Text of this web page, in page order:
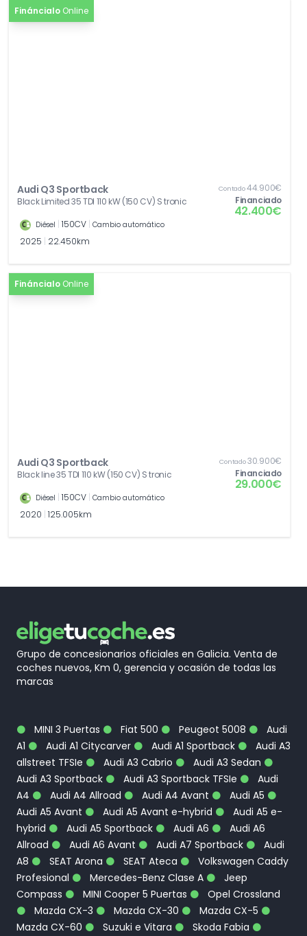
Fináncialo Online
Audi Q3 Sportback
Black Limited 35 TDI 110 kW (150 CV) S tronic
Contado44.900€
Financiado
42.400€
Diésel 150CV Cambio automático
2025 22.450km
Fináncialo Online
Audi Q3 Sportback
Black line 35 TDI 110 kW (150 CV) S tronic
Contado30.900€
Financiado
29.000€
Diésel 150CV Cambio automático
2020 125.005km
Grupo de concesionarios oficiales en Galicia. Venta de
coches nuevos, Km 0, gerencia y ocasión de todas las
marcas
MINI 3 Puertas Fiat 500 Peugeot 5008
Audi
A1
Audi A1 Citycarver Audi A1 Sportback
Audi A3
allstreet TFSIe
Audi A3 Cabrio
Audi A3 Sedan
Audi A3 Sportback
Audi A3 Sportback TFSIe
Audi
A4
Audi A4 Allroad Audi A4 Avant
Audi A5
Audi A5 Avant
Audi A5 Avant e-hybrid
Audi A5 e-
hybrid
Audi A5 Sportback Audi A6
Audi A6
Allroad
Audi A6 Avant Audi A7 Sportback
Audi
A8
SEAT Arona SEAT Ateca
Volkswagen Caddy
Profesional
Mercedes-Benz Clase A
Jeep
Compass
MINI Cooper 5 Puertas
Opel Crossland
Mazda CX-3
Mazda CX-30
Mazda CX-5
Mazda CX-60
Suzuki e Vitara
Skoda Fabia